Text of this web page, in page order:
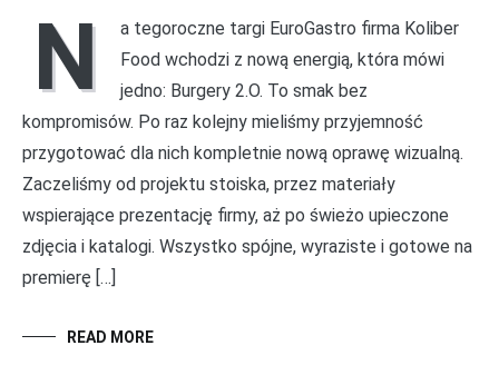
N
a tegoroczne targi EuroGastro firma Koliber
Food wchodzi z nową energią, która mówi
jedno: Burgery 2.O. To smak bez
kompromisów. Po raz kolejny mieliśmy przyjemność
przygotować dla nich kompletnie nową oprawę wizualną.
Zaczeliśmy od projektu stoiska, przez materiały
wspierające prezentację firmy, aż po świeżo upieczone
zdjęcia i katalogi. Wszystko spójne, wyraziste i gotowe na
premierę […]
READ MORE